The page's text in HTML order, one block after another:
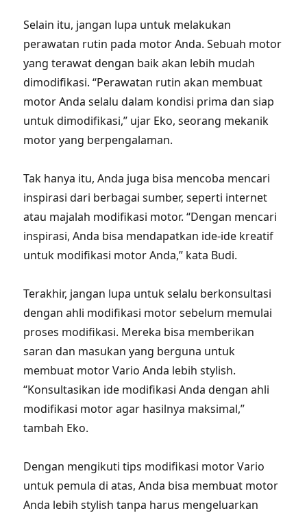
Selain itu, jangan lupa untuk melakukan
perawatan rutin pada motor Anda. Sebuah motor
yang terawat dengan baik akan lebih mudah
dimodifikasi. “Perawatan rutin akan membuat
motor Anda selalu dalam kondisi prima dan siap
untuk dimodifikasi,” ujar Eko, seorang mekanik
motor yang berpengalaman.
Tak hanya itu, Anda juga bisa mencoba mencari
inspirasi dari berbagai sumber, seperti internet
atau majalah modifikasi motor. “Dengan mencari
inspirasi, Anda bisa mendapatkan ide-ide kreatif
untuk modifikasi motor Anda,” kata Budi.
Terakhir, jangan lupa untuk selalu berkonsultasi
dengan ahli modifikasi motor sebelum memulai
proses modifikasi. Mereka bisa memberikan
saran dan masukan yang berguna untuk
membuat motor Vario Anda lebih stylish.
“Konsultasikan ide modifikasi Anda dengan ahli
modifikasi motor agar hasilnya maksimal,”
tambah Eko.
Dengan mengikuti tips modifikasi motor Vario
untuk pemula di atas, Anda bisa membuat motor
Anda lebih stylish tanpa harus mengeluarkan